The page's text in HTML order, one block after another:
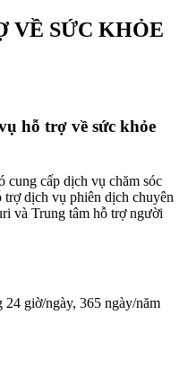
VỀ SỨC KHỎE
hỗ trợ về sức khỏe
cung cấp dịch vụ chăm sóc
dịch vụ phiên dịch chuyên
và Trung tâm hỗ trợ người
24 giờ/ngày, 365 ngày/năm